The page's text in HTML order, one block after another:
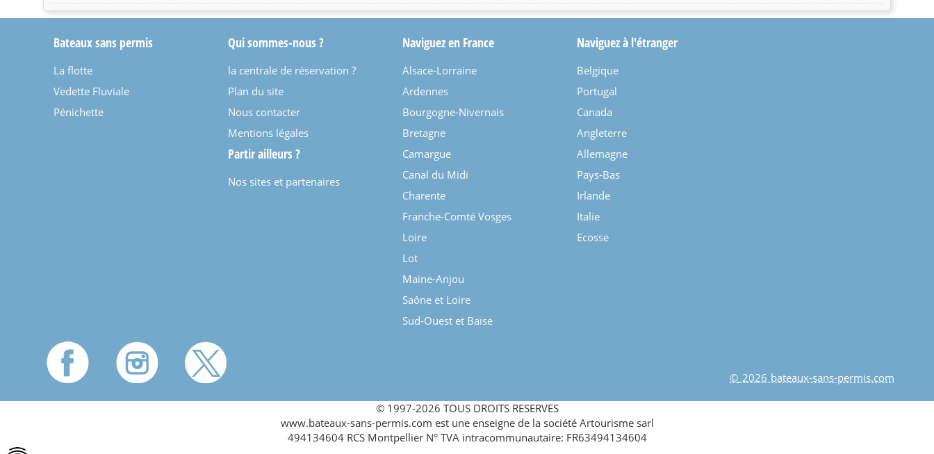
Bateaux sans permis
La flotte
Vedette Fluviale
Pénichette
Qui sommes-nous ?
la centrale de réservation ?
Plan du site
Nous contacter
Mentions légales
Partir ailleurs ?
Nos sites et partenaires
Naviguez en France
Alsace-Lorraine
Ardennes
Bourgogne-Nivernais
Bretagne
Camargue
Canal du Midi
Charente
Franche-Comté Vosges
Loire
Lot
Maine-Anjou
Saône et Loire
Sud-Ouest et Baïse
Naviguez à l'étranger
Belgique
Portugal
Canada
Angleterre
Allemagne
Pays-Bas
Irlande
Italie
Ecosse
© 2026 bateaux-sans-permis.com
© 1997-2026 TOUS DROITS RESERVES
www.bateaux-sans-permis.com est une enseigne de la société Artourisme sarl
494134604 RCS Montpellier N° TVA intracommunautaire: FR63494134604